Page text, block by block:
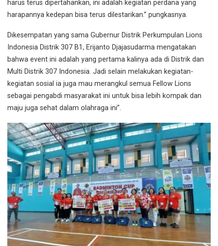
harus terus dipertahankan, ini adalah kegiatan perdana yang
harapannya kedepan bisa terus dilestarikan.” pungkasnya.
Dikesempatan yang sama Gubernur Distrik Perkumpulan Lions
Indonesia Distrik 307 B1, Erijanto Djajasudarma mengatakan
bahwa event ini adalah yang pertama kalinya ada di Distrik dan
Multi Distrik 307 Indonesia. Jadi selain melakukan kegiatan-
kegiatan sosial ia juga mau merangkul semua Fellow Lions
sebagai pengabdi masyarakat ini untuk bisa lebih kompak dan
maju juga sehat dalam olahraga ini”.